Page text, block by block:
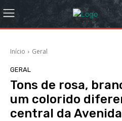
Início Geral
GERAL
Tons de rosa,
um colorido
central da